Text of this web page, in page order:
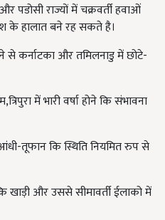
पडोसी राज्यों में चक्रवर्ती हवाओं
के हालात बने रह सकते है।
से कर्नाटका और तमिलनाडु में छोटे-
में भारी वर्षा होने कि संभावना
तूफान कि स्थिति नियमित रुप से
खाड़ी और उससे सीमावर्ती ईलाको में